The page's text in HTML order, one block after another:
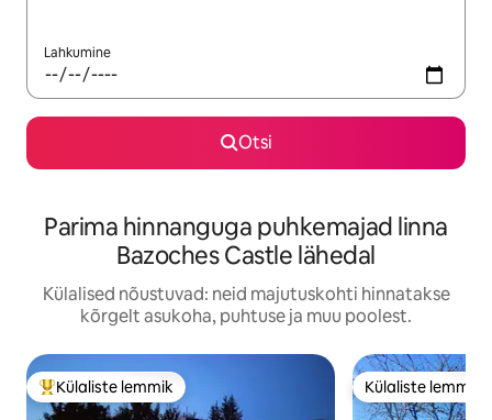
Lahkumine
Otsi
Parima hinnanguga puhkemajad linna
Bazoches Castle lähedal
Külalised nõustuvad: neid majutuskohti hinnatakse
kõrgelt asukoha, puhtuse ja muu poolest.
Külaliste suur lemmik
Külaliste lemmik Külaliste lemmik
Külaliste lemmik